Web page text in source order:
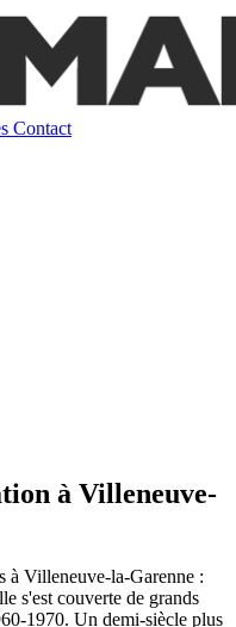
Contact
à Villeneuve-
à Villeneuve-la-Garenne :
s'est couverte de grands
1970. Un demi-siècle plus